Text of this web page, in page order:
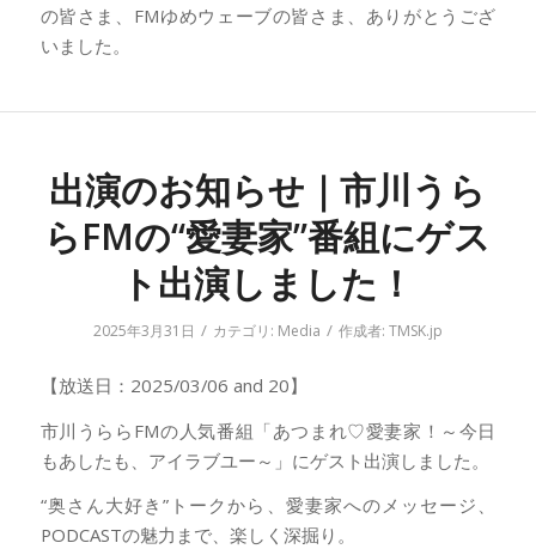
の皆さま、FMゆめウェーブの皆さま、ありがとうござ
いました。
出演のお知らせ｜市川うら
らFMの“愛妻家”番組にゲス
ト出演しました！
2025年3月31日 / カテゴリ: Media / 作成者: TMSK.jp
【放送日：2025/03/06 and 20】
市川うららFMの人気番組「あつまれ♡愛妻家！～今日
もあしたも、アイラブユー～」にゲスト出演しました。
“奥さん大好き”トークから、愛妻家へのメッセージ、
PODCASTの魅力まで、楽しく深掘り。